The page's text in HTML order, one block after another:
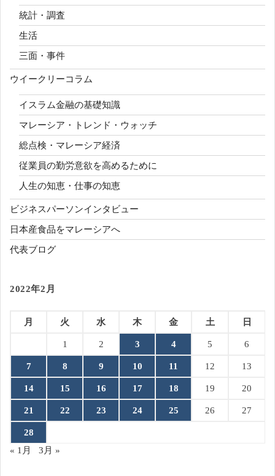
統計・調査
生活
三面・事件
ウイークリーコラム
イスラム金融の基礎知識
マレーシア・トレンド・ウォッチ
総点検・マレーシア経済
従業員の勤労意欲を高めるために
人生の知恵・仕事の知恵
ビジネスパーソンインタビュー
日本産食品をマレーシアへ
代表ブログ
2022年2月
月 火 水 木 金 土 日
1 2 3 4 5 6
7 8 9 10 11 12 13
14 15 16 17 18 19 20
21 22 23 24 25 26 27
28
« 1月
3月 »